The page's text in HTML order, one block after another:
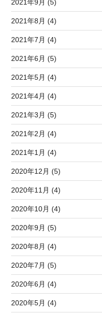
2021年9月 (5)
2021年8月 (4)
2021年7月 (4)
2021年6月 (5)
2021年5月 (4)
2021年4月 (4)
2021年3月 (5)
2021年2月 (4)
2021年1月 (4)
2020年12月 (5)
2020年11月 (4)
2020年10月 (4)
2020年9月 (5)
2020年8月 (4)
2020年7月 (5)
2020年6月 (4)
2020年5月 (4)